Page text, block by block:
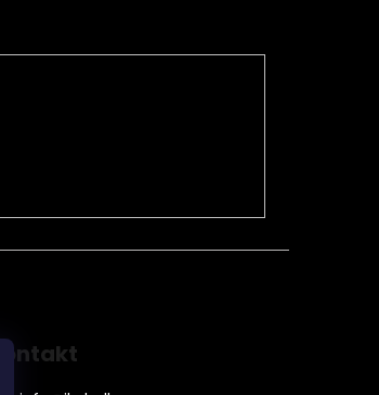
Kontakt